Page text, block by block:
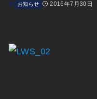
お知らせ 2016年7月30日